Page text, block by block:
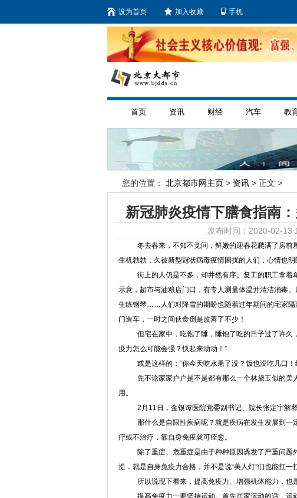
设为首页 加入收藏 手机
首页 资讯 财经 汽车 教
您的位置： 北京都市网主页 > 资讯 > 正文 >
新冠肺炎疫情下膳食指南
发布时间：2020-02-
冬去春来，不知不觉间，鲜嫩的迎春花爬满了房
生机勃勃，久被新型冠状病毒疫情困扰的人们，心情也明
街上的人仍是不多，却井然有序。复工的职工拿
示意，超市与油粮店门口，有专人测量体温并清洁消毒
生练钢琴……人们对降雪的期盼也随着过年期间的宅家隔
门造车，一时之间伙食倒是改善了不少！
但宅在家中，吃饱了睡，睡饱了吃的日子过了许
疫力怎么可能会强？快起来动动！”
或是这样的：“你今天吃水果了没？饭也没吃几口
先不论家家户户是不是都有那么一个林黛玉似的
用。
2月11日，金银谭医院党委副书记、院长张定宇解
那什么是自限性疾病呢？就是疾病在发生发展到
疗或不治疗，靠自身免疫就可痊愈。
除了重症、危重症是由于种种原因诱发了严重问
提，就是自身免疫力合格，并不是说“美人灯”们也能扛一
所以说现下看来，提高免疫力、增强机体能力，也
提高免疫力一要坚持运动。首先居家运动的话，